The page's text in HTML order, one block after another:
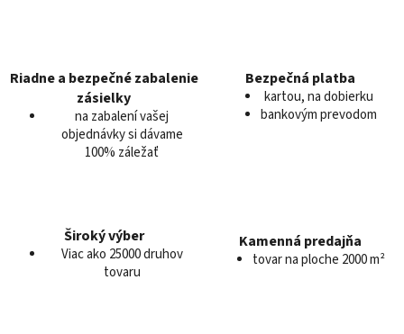
Riadne a bezpečné zabalenie
zásielky
na zabalení vašej
objednávky si dávame
100% záležať
Bezpečná platba
kartou, na dobierku
bankovým prevodom
Široký výber
Viac ako 25000 druhov
tovaru
Kamenná predajňa
tovar na ploche 2000 m²